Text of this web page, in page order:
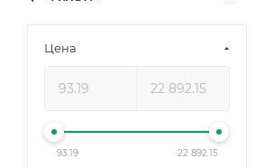
Цена
93.19 22 892.15